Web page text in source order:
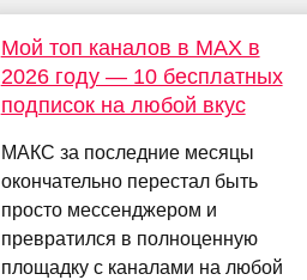
Мой топ каналов в MAX в
2026 году — 10 бесплатных
подписок на любой вкус
МАКС за последние месяцы
окончательно перестал быть
просто мессенджером и
превратился в полноценную
площадку с каналами на любой